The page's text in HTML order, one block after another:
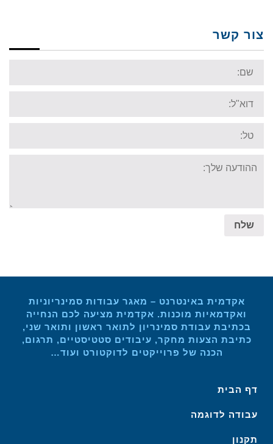
צור קשר
message:
שלח
אקדמית באינטרנט – מאגר עבודות סמינריוניות
ואקדמאיות מוכנות. אקדמית מציעה לכם הנחייה
בכתיבת עבודת סמינריון לתואר ראשון ותואר שני,
כתיבת הצעות מחקר, עיבודים סטטיסטיים, תרגום,
הכנה של פרוייקטים לדוקטורט ועוד…
דף הבית
עבודה לדוגמה
תקנון